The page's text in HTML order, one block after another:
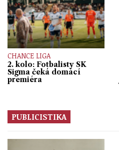
CHANCE LIGA
2. kolo: Fotbalisty SK
Sigma čeká domácí
premiéra
PUBLICISTIKA